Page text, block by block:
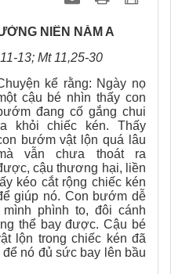
NIÊN NĂM A
13; Mt 11,25-30
huyện kể rằng: Ngày nọ
cậu bé nhìn thấy con
đang cố gắng chui
khỏi chiếc kén. Thấy
bướm vật lộn quá lâu
vẫn chưa thoát ra
cậu thương hại, liền
lấy kéo cắt rộng chiếc kén
giúp nó. Con bướm dễ
phình to, đôi cánh
thể bay được. Cậu bé
lộn trong chiếc kén đã
nó đủ sức bay lên bầu